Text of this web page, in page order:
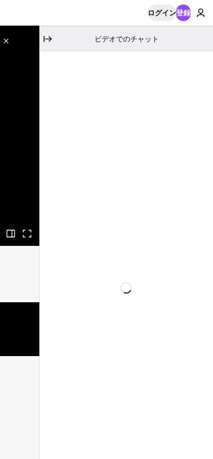
ログイン登録
ビデオでのチャット